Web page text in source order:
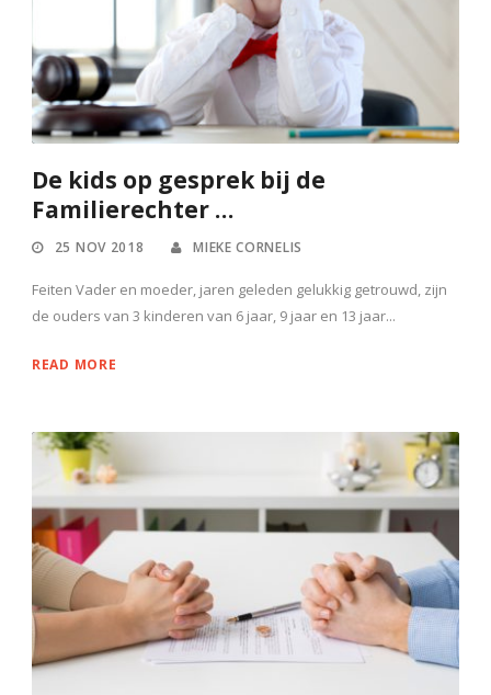
De kids op gesprek bij de
Familierechter …
25 NOV 2018 MIEKE CORNELIS
Feiten Vader en moeder, jaren geleden gelukkig getrouwd, zijn
de ouders van 3 kinderen van 6 jaar, 9 jaar en 13 jaar...
READ MORE